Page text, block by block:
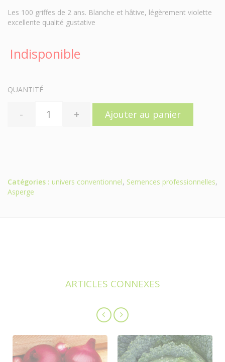
Les 100 griffes de 2 ans. Blanche et hâtive, légèrement violette
excellente qualité gustative
Indisponible
QUANTITÉ
- + Ajouter au panier
Catégories : univers conventionnel, Semences professionnelles,
Asperge
ARTICLES CONNEXES